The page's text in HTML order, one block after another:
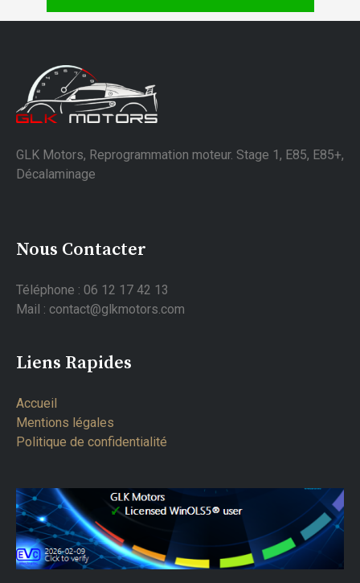
GLK Motors, Reprogrammation moteur. Stage 1, E85, E85+,
Décalaminage
Nous Contacter
Téléphone : 06 12 17 42 13
Mail : contact@glkmotors.com
Liens Rapides
Accueil
Mentions légales
Politique de confidentialité